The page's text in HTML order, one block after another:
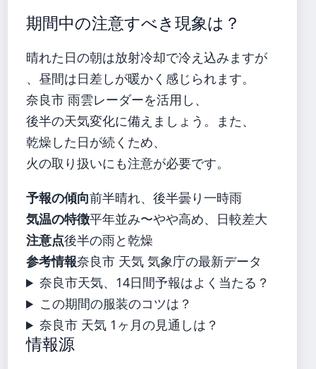
期間中の注意すべき現象は？
晴れた日の朝は放射冷却で冷え込みますが
、昼間は日差しが暖かく感じられます。
奈良市 雨雲レーダーを活用し、
後半の天気変化に備えましょう。また、
乾燥した日が続くため、
火の取り扱いにも注意が必要です。
予報の傾向前半晴れ、後半曇り一時雨
気温の特徴平年並み〜やや高め、日較差大
注意点後半の雨と乾燥
参考情報奈良市 天気 気象庁の最新データ
奈良市天気、14日間予報はよく当たる？
この期間の服装のコツは？
奈良市 天気 1ヶ月の見通しは？
情報源